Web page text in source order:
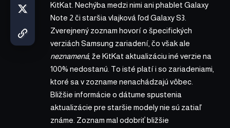
KitKat. Nechýba medzi nimi ani phablet Galaxy
Note 2 či staršia vlajková ľod Galaxy S3.
Zverejnený zoznam hovorí o špecifických
verziách Samsung zariadení, čo však ale
neznamená, že KitKat aktualizáciu iné verzie na
100% nedostanú. To isté platí i so zariadeniami,
ktoré sa v zozname nenachádzajú vôbec.
Bližšie informácie o dátume spustenia
aktualizácie pre staršie modely nie sú zatiaľ
známe. Zoznam mal odobriť bližšie